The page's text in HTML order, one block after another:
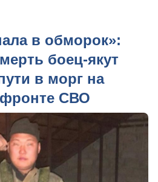
в обморок»:
боец-якут
в морг на
СВО